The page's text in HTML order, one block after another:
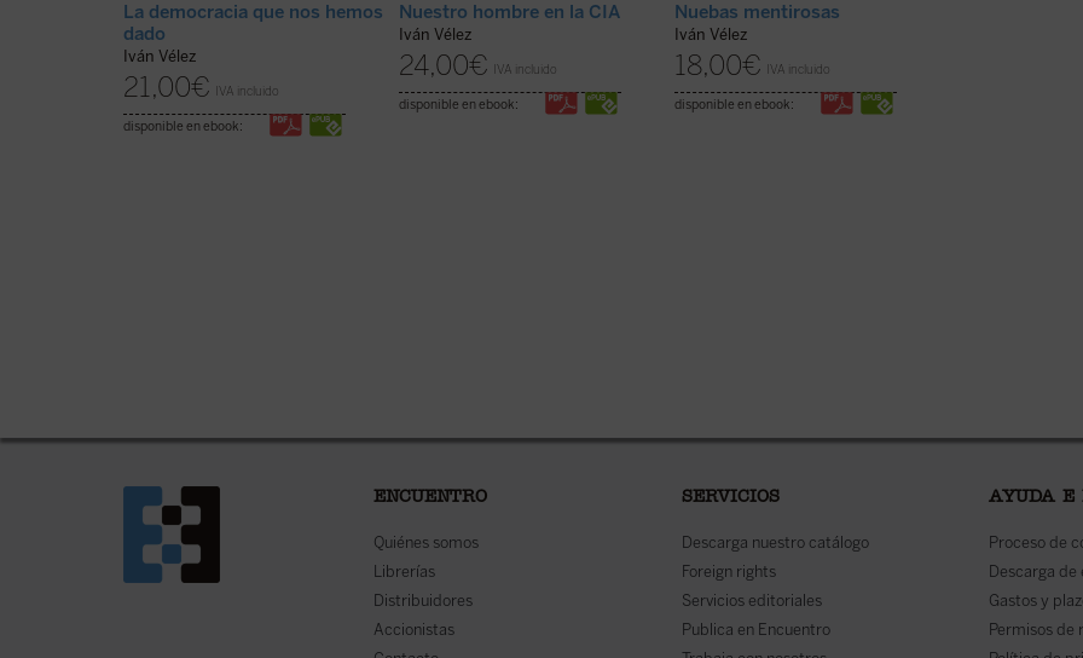
La democracia que nos hemos
dado
Iván Vélez
21,00€ IVA incluido
disponible en ebook:
Nuestro hombre en la CIA
Iván Vélez
24,00€ IVA incluido
disponible en ebook:
Nuebas mentirosas
Iván Vélez
18,00€ IVA incluido
disponible en ebook:
ENCUENTRO
Quiénes somos
Librerías
Distribuidores
Accionistas
SERVICIOS
Descarga nuestro catálogo
Foreign rights
Servicios editoriales
Publica en Encuentro
AYUDA E
Proceso de
Descarga de
Gastos y
Permisos de